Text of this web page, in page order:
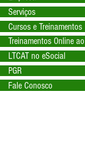
Serviços
Cursos e Treinamentos
Treinamentos Online
LTCAT no eSocial
PGR
Fale Conosco